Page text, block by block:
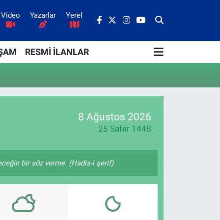
Video Yazarlar Yerel
RESMİ İLANLAR
8 Ağustos 2026
25 Safer 1448
bir söz verme. (Hadis-i şerif)